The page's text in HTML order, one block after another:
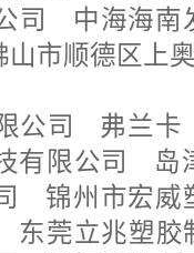
司 中海海南
市顺德区上
公司 弗兰卡
有限公司 岛
锦州市宏威
东莞立兆塑